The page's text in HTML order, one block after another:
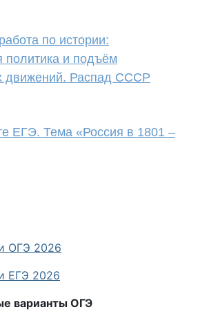
по истории:
политика и подъём
движений. Распад СССР
ЕГЭ. Тема «Россия в 1801 –
ОГЭ 2026
ЕГЭ 2026
варианты ОГЭ